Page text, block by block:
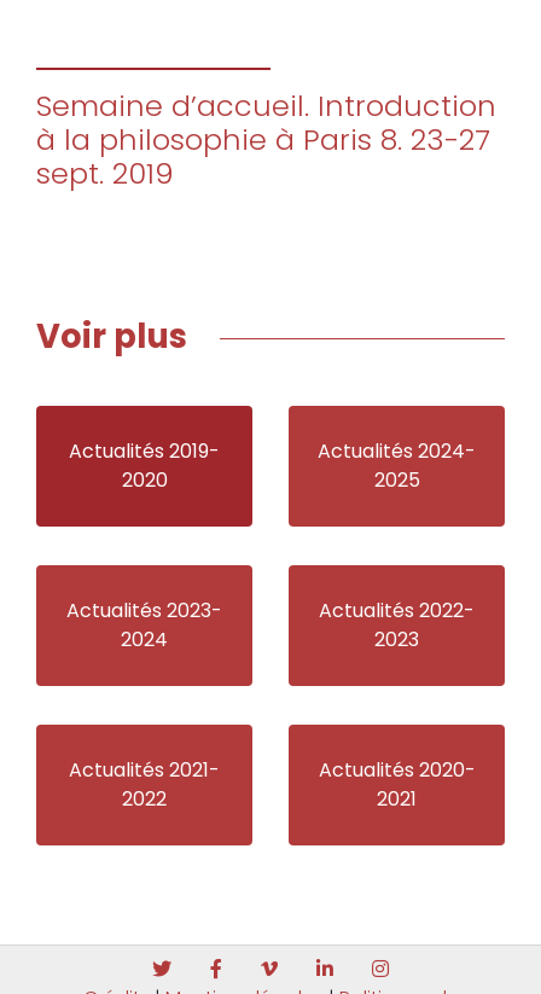
Semaine d’accueil. Introduction
à la philosophie à Paris 8. 23-27
sept. 2019
Voir plus
Actualités 2019-
2020
Actualités 2024-
2025
Actualités 2023-
2024
Actualités 2022-
2023
Actualités 2021-
2022
Actualités 2020-
2021